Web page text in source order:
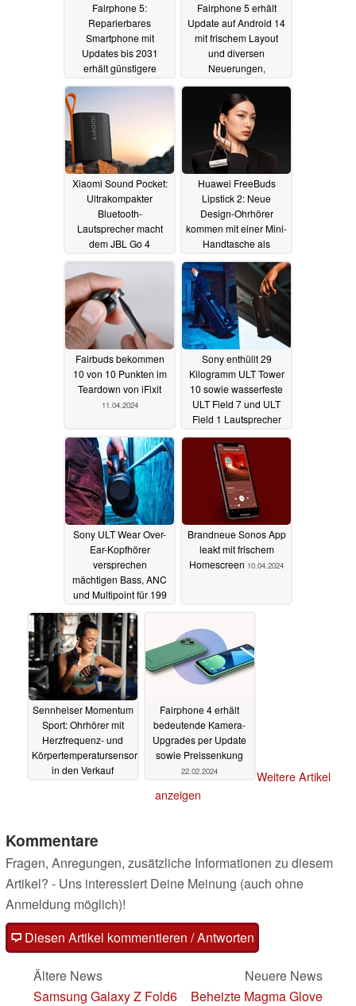
Fairphone 5:
Reparierbares
Smartphone mit
Updates bis 2031
erhält günstigere
Preissenkung
Fairphone 5 erhält
Update auf Android 14
mit frischem Layout
und diversen
Neuerungen,
15.07.2024
Xiaomi Sound Pocket:
Ultrakompakter
Bluetooth-
Lautsprecher macht
dem JBL Go 4
14.04.2024
Huawei FreeBuds
Lipstick 2: Neue
Design-Ohrhörer
kommen mit einer Mini-
Handtasche als
12.04.2024
Fairbuds bekommen
10 von 10 Punkten im
Teardown von iFixit
11.04.2024
Sony enthüllt 29
Kilogramm ULT Tower
10 sowie wasserfeste
ULT Field 7 und ULT
Field 1 Lautsprecher
11.04.2024
Sony ULT Wear Over-
Ear-Kopfhörer
versprechen
mächtigen Bass, ANC
und Multipoint für 199
11.04.2024
Brandneue Sonos App
leakt mit frischem
Homescreen 10.04.2024
Sennheiser Momentum
Sport: Ohrhörer mit
Herzfrequenz- und
Körpertemperatursensoren
in den Verkauf
Fairphone 4 erhält
bedeutende Kamera-
Upgrades per Update
sowie Preissenkung
22.02.2024
Weitere Artikel
anzeigen
Kommentare
Fragen, Anregungen, zusätzliche Informationen zu diesem
Artikel? - Uns interessiert Deine Meinung (auch ohne
Anmeldung möglich)!
Diesen Artikel kommentieren / Antworten
Ältere News
Samsung Galaxy Z Fold6
Neuere News
Beheizte Magma Glove